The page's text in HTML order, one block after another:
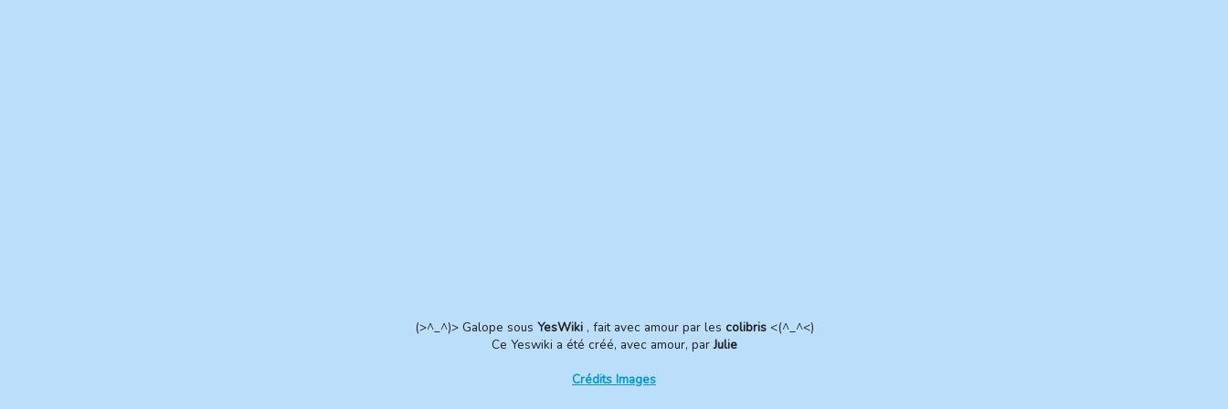
(>^_^)> Galope sous YesWiki, fait avec amour par les colibris<(^_^<)
Ce Yeswiki a été créé, avec amour, parJulie
Crédits Images